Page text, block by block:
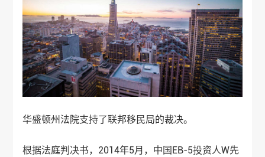
华盛顿州法院支持了联邦移民局的裁决。
根据法庭判决书，2014年5月，中国EB-5投资人W先